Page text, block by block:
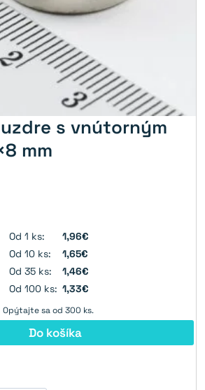
s vnútorným
mm
Od 1 ks:
1,96€
Od 10 ks:
1,65€
Od 35 ks:
1,46€
Od 100 ks: 1,33€
Opýtajte sa od 300 ks.
Do košíka